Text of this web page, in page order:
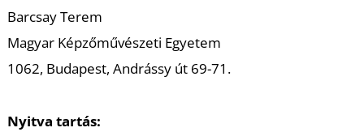
Barcsay Terem
Magyar Képzőművészeti Egyetem
1062, Budapest, Andrássy út 69-71.
Nyitva tartás: